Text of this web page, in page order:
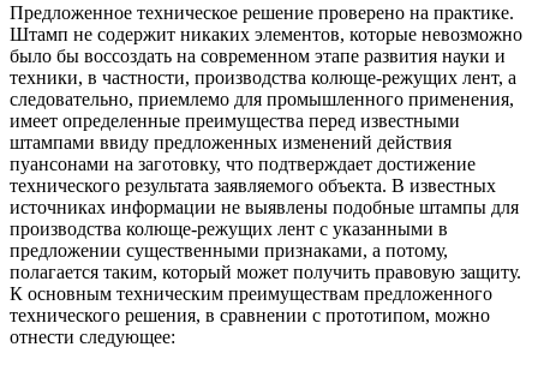
Предложенное техническое решение проверено на практике.
Штамп не содержит никаких элементов, которые невозможно
было бы воссоздать на современном этапе развития науки и
техники, в частности, производства колюще-режущих лент, а
следовательно, приемлемо для промышленного применения,
имеет определенные преимущества перед известными
штампами ввиду предложенных изменений действия
пуансонами на заготовку, что подтверждает достижение
технического результата заявляемого объекта. В известных
источниках информации не выявлены подобные штампы для
производства колюще-режущих лент с указанными в
предложении существенными признаками, а потому,
полагается таким, который может получить правовую защиту.
К основным техническим преимуществам предложенного
технического решения, в сравнении с прототипом, можно
отнести следующее: